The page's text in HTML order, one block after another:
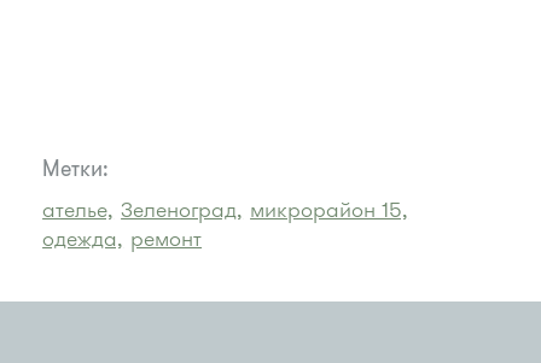
Метки:
ателье, Зеленоград, микрорайон 15,
одежда, ремонт